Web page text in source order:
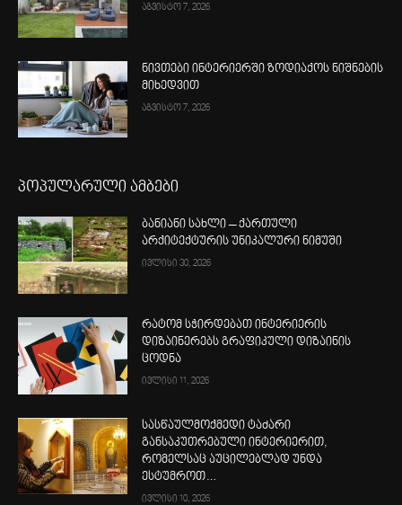
აგვისტო 7, 2026
ნივთები ინტერიერში ზოდიაქოს ნიშნების
მიხედვით
აგვისტო 7, 2026
პოპულარული ამბები
ბანიანი სახლი – ქართული
არქიტექტურის უნიკალური ნიმუში
ივლისი 30, 2026
რატომ სჭირდებათ ინტერიერის
დიზაინერებს გრაფიკული დიზაინის
ცოდნა
ივლისი 11, 2026
სასწაულმოქმედი ტაძარი
განსაკუთრებული ინტერიერით,
რომელსაც აუცილებლად უნდა
ესტუმროთ…
ივლისი 10, 2026